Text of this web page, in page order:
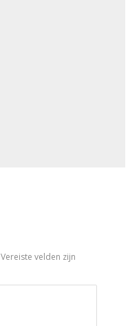
Vereiste velden zijn